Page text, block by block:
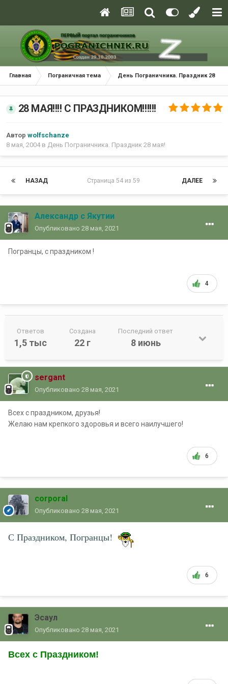
Главная Пограничная тема День Пограничника. Праздник 28 мая!
28 МАЯ!!!! С ПРАЗДНИКОМ!!!!!!
Автор wolfschanze
8 мая, 2004в День Пограничника. Праздник 28 мая!
НАЗАД ДАЛЕЕ
Страница 54 из 59
Александр с Якутии
Опубликовано 28 мая, 2021
Погранцы, с праздником !
4
Ответов
1,5 тыс
Создана
22 г
Последний ответ
8 июнь
sergant
Опубликовано 28 мая, 2021
Всех с праздником, друзья!
Желаю нам крепкого здоровья и всего наилучшего!
6
corporal
Опубликовано 28 мая, 2021
С Праздником, Погранцы!
6
Эсаул
Опубликовано 28 мая, 2021
Всех с Праздником!